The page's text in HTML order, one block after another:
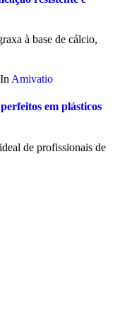
à base de cálcio,
In Amivatio
em plásticos
de profissionais de